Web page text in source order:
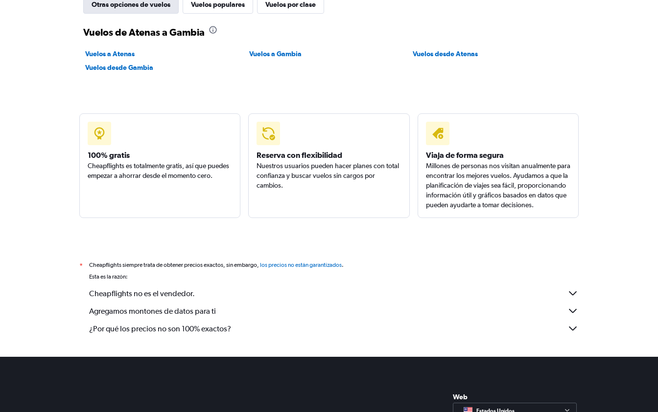
Otras opciones de vuelos Vuelos populares Vuelos por clase
Vuelos de Atenas a Gambia
Vuelos a Atenas Vuelos a Gambia
Vuelos desde Atenas
Vuelos desde Gambia
100% gratis
Cheapflights es totalmente gratis, así que puedes
empezar a ahorrar desde el momento cero.
Reserva con flexibilidad
Nuestros usuarios pueden hacer planes con total
confianza y buscar vuelos sin cargos por
cambios.
Viaja de forma segura
Millones de personas nos visitan anualmente para
encontrar los mejores vuelos. Ayudamos a que la
planificación de viajes sea fácil, proporcionando
información útil y gráficos basados en datos que
pueden ayudarte a tomar decisiones.
* Cheapflights siempre trata de obtener precios exactos, sin embargo, los precios no están garantizados.
Esta es la razón:
Cheapflights no es el vendedor.
Agregamos montones de datos para ti
¿Por qué los precios no son 100% exactos?
Web
Estados Unidos